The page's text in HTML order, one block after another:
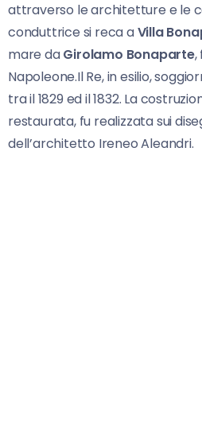
attraverso le architetture e le
conduttrice si reca aVilla
mare daGirolamo Bonaparte,
Napoleone.Il Re, in esilio,
tra il 1829 ed il 1832. La
restaurata, fu realizzata sui
dell’architetto Ireneo Aleandri.